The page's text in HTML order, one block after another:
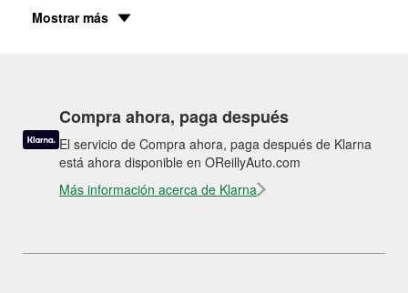
Mostrar más
Compra ahora, paga después
El servicio de Compra ahora, paga después de Klarna
está ahora disponible en OReillyAuto.com
Más información acerca de Klarna